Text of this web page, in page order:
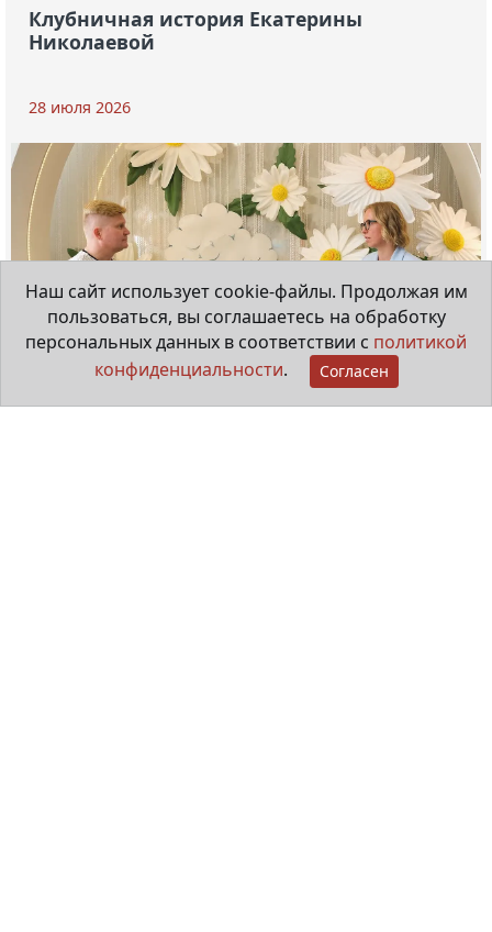
Клубничная история Екатерины
Николаевой
28 июля 2026
Наш сайт использует cookie-файлы. Продолжая им
пользоваться, вы соглашаетесь на обработку
персональных данных в соответствии с политикой
конфиденциальности. Согласен